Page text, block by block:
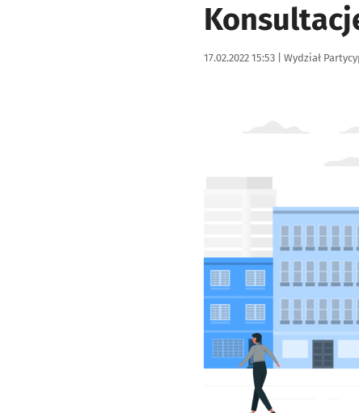
Data publikacji:
17.02.2022 15:53 | Autor:
Wydział